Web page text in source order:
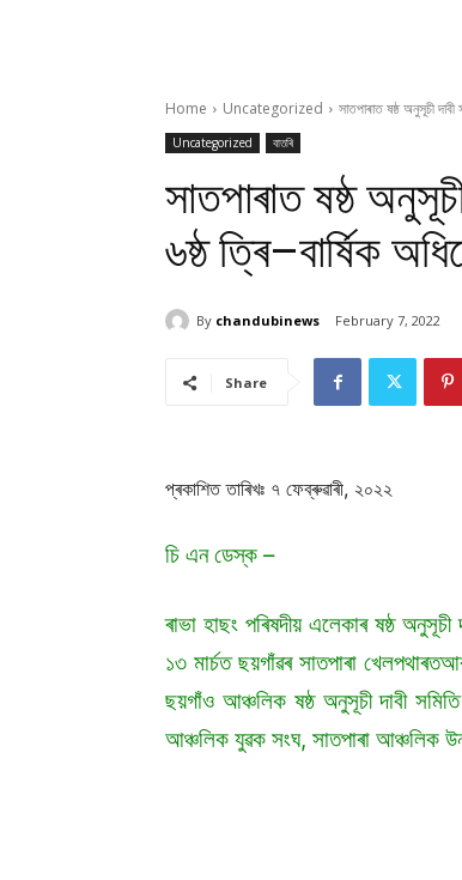
Home Uncategorized সাতপাৰাত ষষ্ঠ অনুসূচী
Uncategorized বাতৰি
সাতপাৰাত ষষ্ঠ
৬ষ্ঠ ত্ৰি–বাৰ্ষিক
By chandubinews February 7, 2022
Share
প্ৰকাশিত তাৰিখঃ ৭ ফেব্ৰুৱাৰী, ২০২২
চি এন ডেস্ক –
ৰাভা হাছং পৰিষদীয় এলেকাৰ ষষ্ঠ
১৩ মাৰ্চত ছয়গাঁৱৰ সাতপাৰা
ছয়গাঁও আঞ্চলিক ষষ্ঠ অনুসূচী দাবী
আঞ্চলিক যুৱক সংঘ, সাতপাৰা আঞ্চলিক